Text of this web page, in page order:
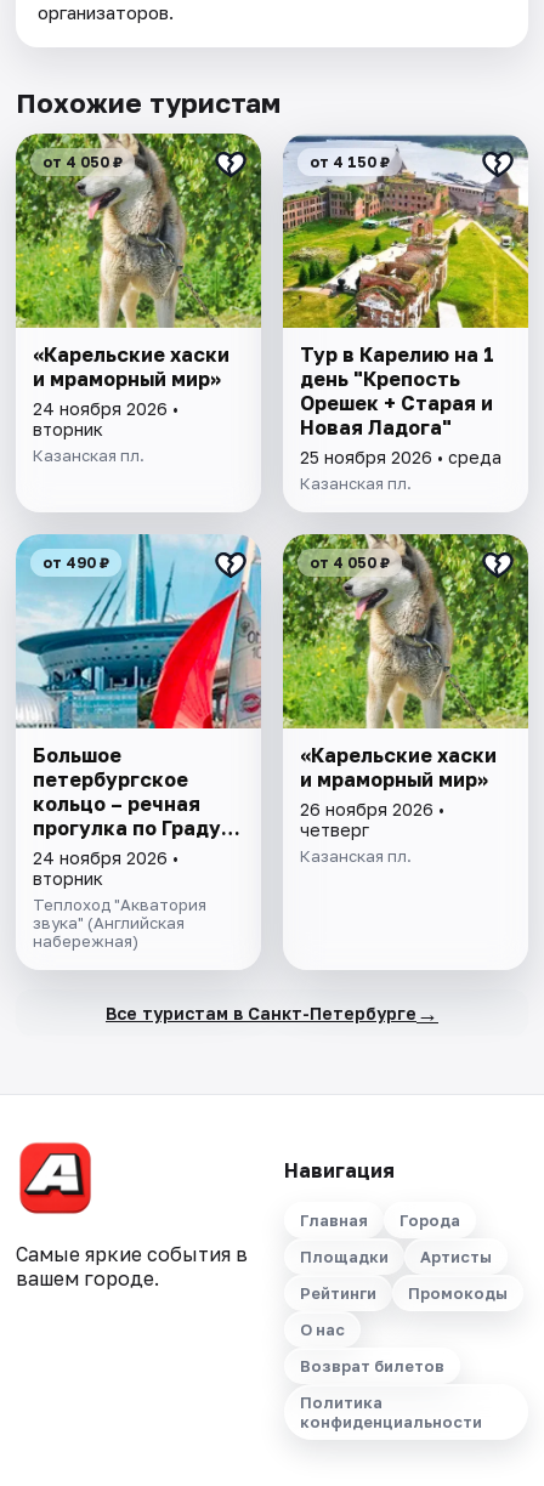
организаторов.
Похожие туристам
от 4 050 ₽
«Карельские хаски
и мраморный мир»
24 ноября 2026 •
вторник
Казанская пл.
от 4 150 ₽
Тур в Карелию на 1
день "Крепость
Орешек + Старая и
Новая Ладога"
25 ноября 2026 • среда
Казанская пл.
от 490 ₽
Большое
петербургское
кольцо – речная
прогулка пo Граду
на Неве с
авторской
экскурсией и живой
музыкой в тёплом
салоне теплохода
24 ноября 2026 •
вторник
Теплоход "Акватория
звука" (Английская
набережная)
от 4 050 ₽
«Карельские хаски
и мраморный мир»
26 ноября 2026 •
четверг
Казанская пл.
Все туристам в Санкт-Петербурге →
Самые яркие события в
вашем городе.
Навигация
Главная
Города
Площадки
Артисты
Рейтинги
Промокоды
О нас
Возврат билетов
Политика
конфиденциальности